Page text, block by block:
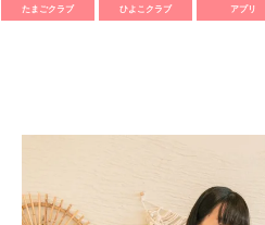
たまごクラブ ひよこクラブ アプリ